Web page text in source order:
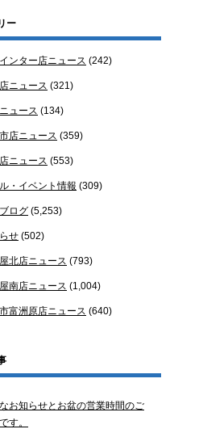
ー
ンター店ニュース (242)
ニュース (321)
ュース (134)
店ニュース (359)
ニュース (553)
・イベント情報 (309)
ログ (5,253)
せ (502)
北店ニュース (793)
南店ニュース (1,004)
富洲原店ニュース (640)
お知らせとお盆の営業時間のご
す。